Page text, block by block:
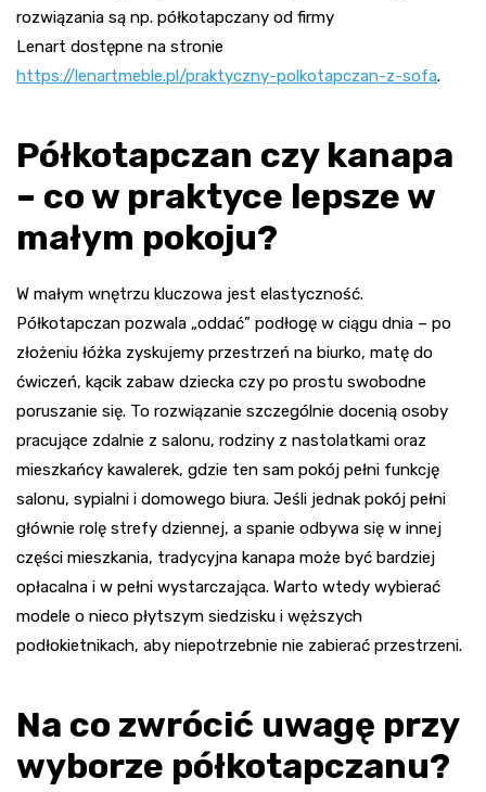
rozwiązania są np. półkotapczany od firmy
Lenart dostępne na stronie
https://lenartmeble.pl/praktyczny-polkotapczan-z-sofa.
Półkotapczan czy kanapa
– co w praktyce lepsze w
małym pokoju?
W małym wnętrzu kluczowa jest elastyczność.
Półkotapczan pozwala „oddać” podłogę w ciągu dnia – po
złożeniu łóżka zyskujemy przestrzeń na biurko, matę do
ćwiczeń, kącik zabaw dziecka czy po prostu swobodne
poruszanie się. To rozwiązanie szczególnie docenią osoby
pracujące zdalnie z salonu, rodziny z nastolatkami oraz
mieszkańcy kawalerek, gdzie ten sam pokój pełni funkcję
salonu, sypialni i domowego biura. Jeśli jednak pokój pełni
głównie rolę strefy dziennej, a spanie odbywa się w innej
części mieszkania, tradycyjna kanapa może być bardziej
opłacalna i w pełni wystarczająca. Warto wtedy wybierać
modele o nieco płytszym siedzisku i węższych
podłokietnikach, aby niepotrzebnie nie zabierać przestrzeni.
Na co zwrócić uwagę przy
wyborze półkotapczanu?